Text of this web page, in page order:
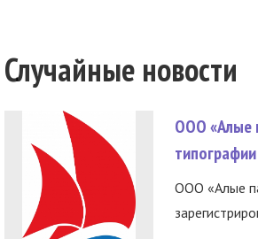
Случайные новости
ООО «Алые
ООО «Алые